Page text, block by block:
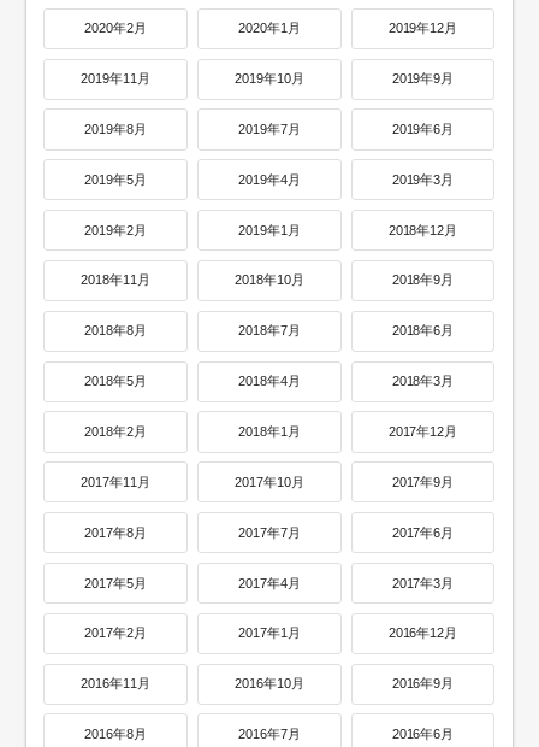
2020年2月 2020年1月 2019年12月
2019年11月 2019年10月 2019年9月
2019年8月 2019年7月 2019年6月
2019年5月 2019年4月 2019年3月
2019年2月 2019年1月 2018年12月
2018年11月 2018年10月 2018年9月
2018年8月 2018年7月 2018年6月
2018年5月 2018年4月 2018年3月
2018年2月 2018年1月 2017年12月
2017年11月 2017年10月 2017年9月
2017年8月 2017年7月 2017年6月
2017年5月 2017年4月 2017年3月
2017年2月 2017年1月 2016年12月
2016年11月 2016年10月 2016年9月
2016年8月 2016年7月 2016年6月